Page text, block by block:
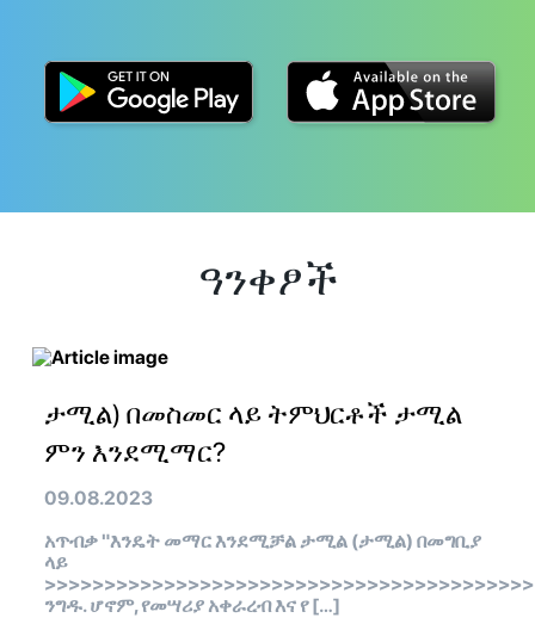
ዓንቀፆች
ታሚል) በመስመር ላይ ትምህርቶች ታሚል
ምን እንደሚማር?
09.08.2023
አጥብቃ "እንዴት መማር እንደሚቻል ታሚል (ታሚል) በመግቢያ
ላይ
ንግዱ. ሆኖም, የመሣሪያ አቀራረብ እና የ […]